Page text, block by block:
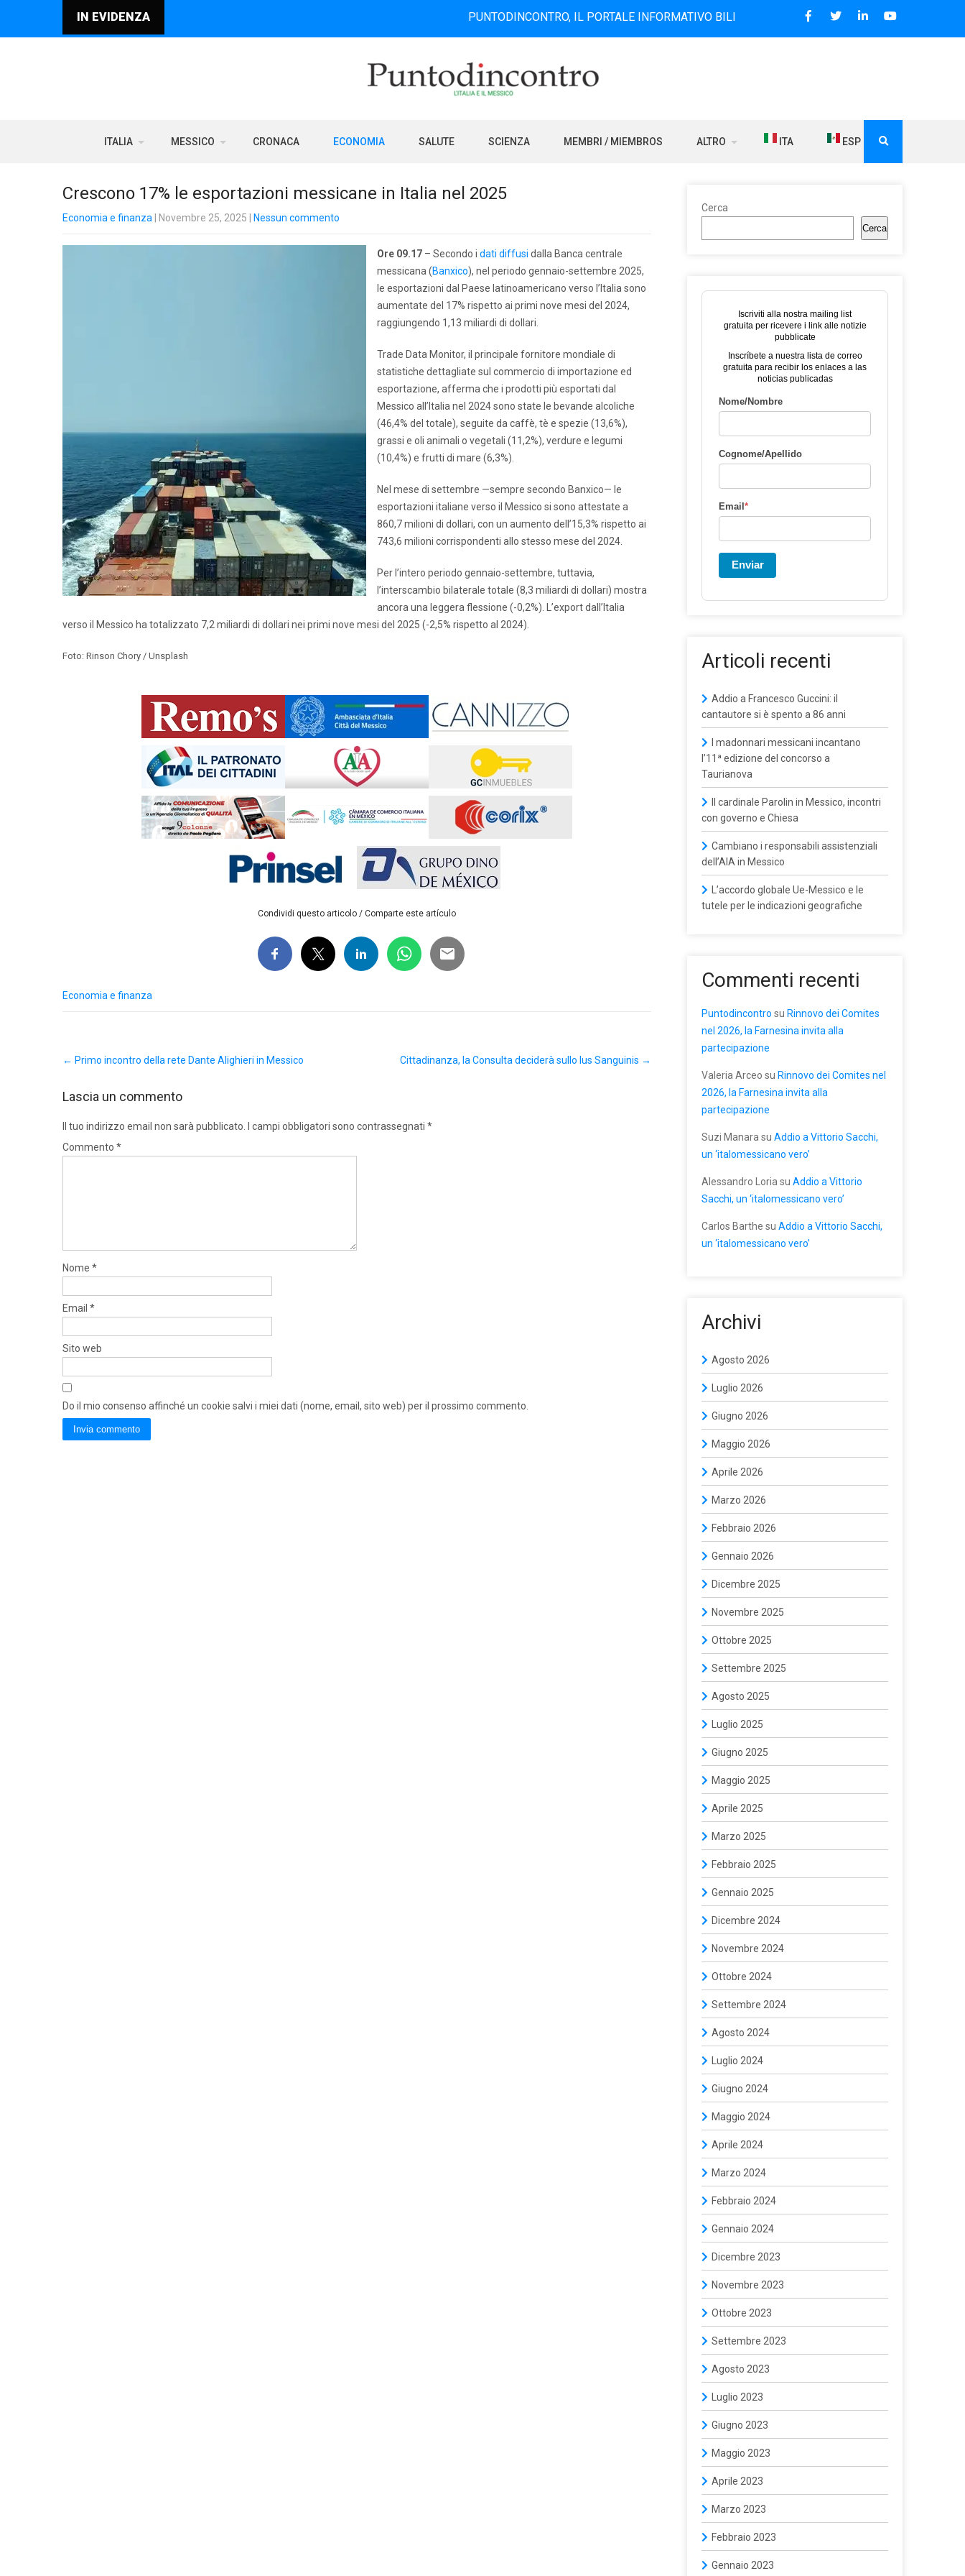
IN EVIDENZA PUNTODINCONTRO, IL PORTALE INFORMATIVO BILINGUE CHE DAL 2006 DIFFONDE NOTIZIE SUI
ITALIA MESSICO CRONACA ECONOMIA SALUTE SCIENZA MEMBRI / MIEMBROS ALTRO ITA ESP
Crescono 17% le esportazioni messicane in Italia nel 2025
Economia e finanza | Novembre 25, 2025 Nessun commento
Ore 09.17 – Secondo i dati diffusi dalla Banca centrale
messicana (Banxico), nel periodo gennaio-settembre 2025,
le esportazioni dal Paese latinoamericano verso l’Italia sono
aumentate del 17% rispetto ai primi nove mesi del 2024,
raggiungendo 1,13 miliardi di dollari.
Trade Data Monitor, il principale fornitore mondiale di
statistiche dettagliate sul commercio di importazione ed
esportazione, afferma che i prodotti più esportati dal
Messico all’Italia nel 2024 sono state le bevande alcoliche
(46,4% del totale), seguite da caffè, tè e spezie (13,6%),
grassi e oli animali o vegetali (11,2%), verdure e legumi
(10,4%) e frutti di mare (6,3%).
Nel mese di settembre —sempre secondo Banxico— le
esportazioni italiane verso il Messico si sono attestate a
860,7 milioni di dollari, con un aumento dell’15,3% rispetto ai
743,6 milioni corrispondenti allo stesso mese del 2024.
Per l’intero periodo gennaio-settembre, tuttavia,
l’interscambio bilaterale totale (8,3 miliardi di dollari) mostra
ancora una leggera flessione (-0,2%). L’export dall’Italia
verso il Messico ha totalizzato 7,2 miliardi di dollari nei primi nove mesi del 2025 (-2,5% rispetto al 2024).
Foto: Rinson Chory / Unsplash
Condividi questo articolo / Comparte este artículo
Economia e finanza
navigation
← Primo incontro della rete Dante Alighieri in Messico Cittadinanza, la Consulta deciderà sullo Ius Sanguinis →
Lascia un commento
Il tuo indirizzo email non sarà pubblicato. I campi obbligatori sono contrassegnati *
Commento *
Nome *
Email *
Sito web
Do il mio consenso affinché un cookie salvi i miei dati (nome, email, sito web) per il prossimo commento.
Cerca
Cerca
Iscriviti alla nostra mailing list
gratuita per ricevere i link alle notizie
pubblicate
Inscríbete a nuestra lista de correo
gratuita para recibir los enlaces a las
noticias publicadas
Nome/Nombre
Cognome/Apellido
Email *
Enviar
Articoli recenti
Addio a Francesco Guccini: il
cantautore si è spento a 86 anni
I madonnari messicani incantano
l’11ª edizione del concorso a
Taurianova
Il cardinale Parolin in Messico, incontri
con governo e Chiesa
Cambiano i responsabili assistenziali
dell’AIA in Messico
L’accordo globale Ue-Messico e le
tutele per le indicazioni geografiche
Commenti recenti
Puntodincontro su Rinnovo dei Comites
nel 2026, la Farnesina invita alla
partecipazione
Valeria Arceo su Rinnovo dei Comites nel
2026, la Farnesina invita alla
partecipazione
Suzi Manara su Addio a Vittorio Sacchi,
un ‘italomessicano vero’
Alessandro Loria su Addio a Vittorio
Sacchi, un ‘italomessicano vero’
Carlos Barthe su Addio a Vittorio Sacchi,
un ‘italomessicano vero’
Archivi
Agosto 2026
Luglio 2026
Giugno 2026
Maggio 2026
Aprile 2026
Marzo 2026
Febbraio 2026
Gennaio 2026
Dicembre 2025
Novembre 2025
Ottobre 2025
Settembre 2025
Agosto 2025
Luglio 2025
Giugno 2025
Maggio 2025
Aprile 2025
Marzo 2025
Febbraio 2025
Gennaio 2025
Dicembre 2024
Novembre 2024
Ottobre 2024
Settembre 2024
Agosto 2024
Luglio 2024
Giugno 2024
Maggio 2024
Aprile 2024
Marzo 2024
Febbraio 2024
Gennaio 2024
Dicembre 2023
Novembre 2023
Ottobre 2023
Settembre 2023
Agosto 2023
Luglio 2023
Giugno 2023
Maggio 2023
Aprile 2023
Marzo 2023
Febbraio 2023
Gennaio 2023